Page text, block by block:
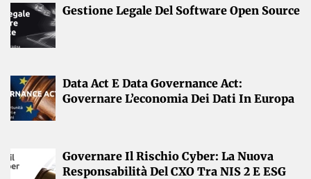
Gestione Legale Del Software Open Source
Data Act E Data Governance Act:
Governare L’economia Dei Dati In Europa
Governare Il Rischio Cyber: La Nuova
Responsabilità Del CXO Tra NIS 2 E ESG